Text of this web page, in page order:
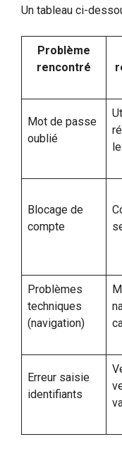
Un tableau ci-
Problème
rencontré
Mot de passe
oublié
Blocage de
compte
Problèmes
techniques
(navigation)
Erreur saisie
identifiants